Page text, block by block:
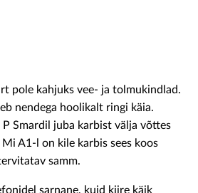
pole kahjuks vee- ja tolmukindlad.
nendega hoolikalt ringi käia.
P Smardil juba karbist välja võttes
A1-l on kile karbis sees koos
samm.
sarnane, kuid kiire käik